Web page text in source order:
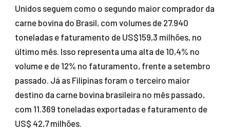
Unidos seguem como o segundo maior comprador da
carne bovina do Brasil, com volumes de 27.940
toneladas e faturamento de US$159,3 milhões, no
último mês. Isso representa uma alta de 10,4% no
volume e de 12% no faturamento, frente a setembro
passado. Já as Filipinas foram o terceiro maior
destino da carne bovina brasileira no mês passado,
com 11.369 toneladas exportadas e faturamento de
US$ 42,7 milhões.